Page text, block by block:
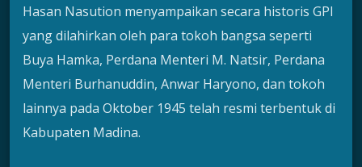
Hasan Nasution menyampaikan secara historis GPI
yang dilahirkan oleh para tokoh bangsa seperti
Buya Hamka, Perdana Menteri M. Natsir, Perdana
Menteri Burhanuddin, Anwar Haryono, dan tokoh
lainnya pada Oktober 1945 telah resmi terbentuk di
Kabupaten Madina.